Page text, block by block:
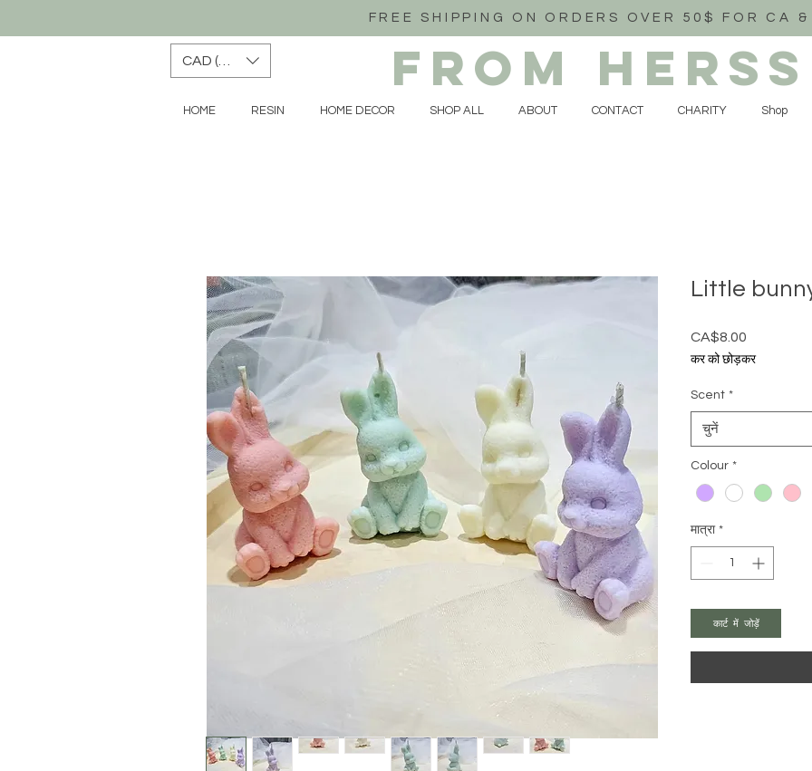
FREE SHIPPING ON ORDERS OVER 50$ FOR CA &
CAD (C$)
HOME RESIN HOME DECOR SHOP ALL ABOUT CONTACT CHARITY Shop
FROM HERSS
Little
CA$8.00
कर को छोड़कर
Scent *
चुनें
Colour *
मात्रा *
कार्ट में जोड़ें